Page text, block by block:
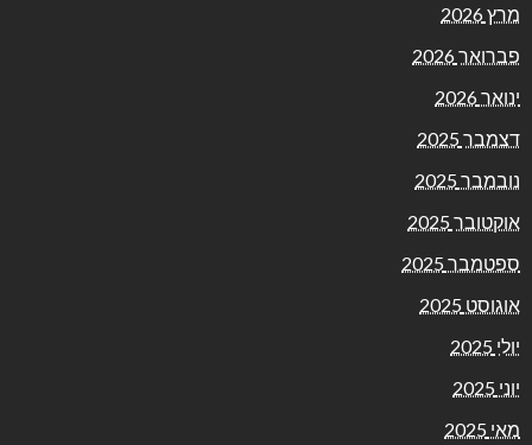
מרץ 2026
פברואר 2026
ינואר 2026
דצמבר 2025
נובמבר 2025
אוקטובר 2025
ספטמבר 2025
אוגוסט 2025
יולי 2025
יוני 2025
מאי 2025